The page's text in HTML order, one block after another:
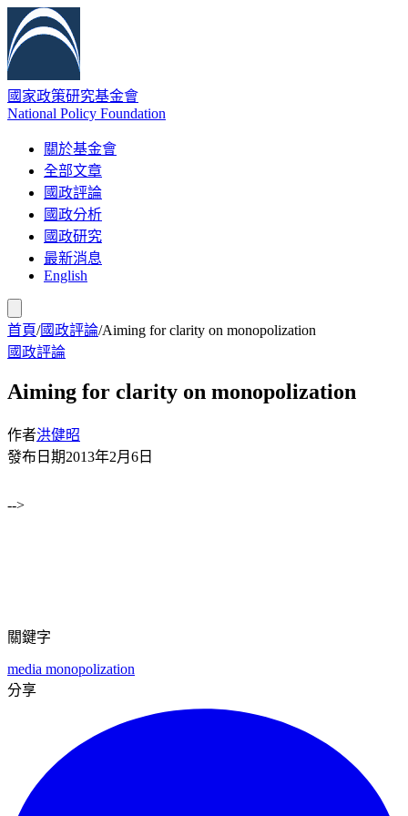
國家政策研究基金會
National Policy Foundation
關於基金會
全部文章
國政評論
國政分析
國政研究
最新消息
English
首頁/國政評論/Aiming for clarity on monopolization
國政評論
Aiming for clarity on monopolization
作者洪健昭
發布日期2013年2月6日
-->
關鍵字
media monopolization
分享